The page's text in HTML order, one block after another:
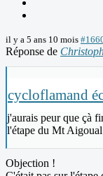
il y a 5 ans 10 mois
Réponse de
cycloflamand
j'aurais peur que çà
l'étape du Mt Aigoual
Objection !